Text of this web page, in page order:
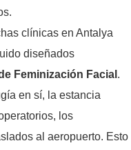
clínicas en Antalya
diseñados
Feminización Facial .
en sí, la estancia
los
al aeropuerto. Esto